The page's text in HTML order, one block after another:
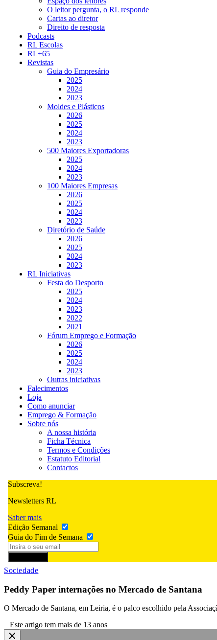
O leitor pergunta, o RL responde
Cartas ao diretor
Direito de resposta
Podcasts
RL Escolas
RL+65
Revistas
Guia do Empresário
2025
2024
2023
Moldes e Plásticos
2026
2025
2024
2023
500 Maiores Exportadoras
2025
2024
2023
100 Maiores Empresas
2026
2025
2024
2023
Diretório de Saúde
2026
2025
2024
2023
RL Iniciativas
Festa do Desporto
2025
2024
2023
2022
2021
Fórum Emprego e Formação
2026
2025
2024
2023
Outras iniciativas
Falecimentos
Loja
Como anunciar
Emprego & Formação
Sobre nós
A nossa história
Ficha Técnica
Termos e Condições
Estatuto Editorial
Contactos
Subscreva!
Newsletters RL
Saber mais
Edição Semanal
Guia do Fim de Semana
Sociedade
Peddy Paper internações no Mercado de Santana
O Mercado de Santana, em Leiria, é o palco escolhido pela
Este artigo tem mais de 13 anos